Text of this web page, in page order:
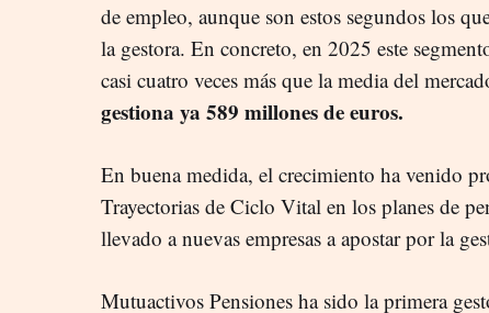
de empleo, aunque son estos segundos los
la gestora. En concreto, en 2025 este
casi cuatro veces más que la media del
gestiona ya 589 millones de euros.
En buena medida, el crecimiento ha venido
Trayectorias de Ciclo Vital en los planes de
llevado a nuevas empresas a apostar por la
Mutuactivos Pensiones ha sido la primera